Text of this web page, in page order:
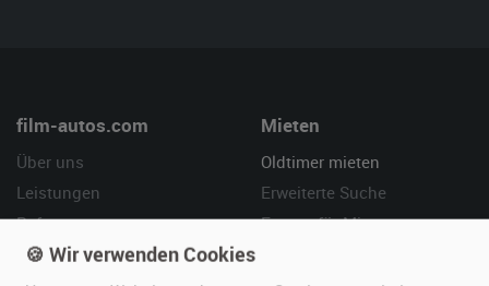
film-autos.com
Über uns
Leistungen
Referenzen
Kundenmeinungen
Mieten
Oldtimer mieten
Erweiterte Suche
Fragen für Mieter
🍪 Wir verwenden Cookies